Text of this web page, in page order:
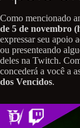
Como mencionado
de 5 de novembro
expressar seu apoio
ou presenteando
deles na Twitch.
concederá a você a
dos Vencidos.